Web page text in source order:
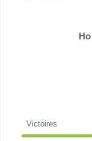
Victoires